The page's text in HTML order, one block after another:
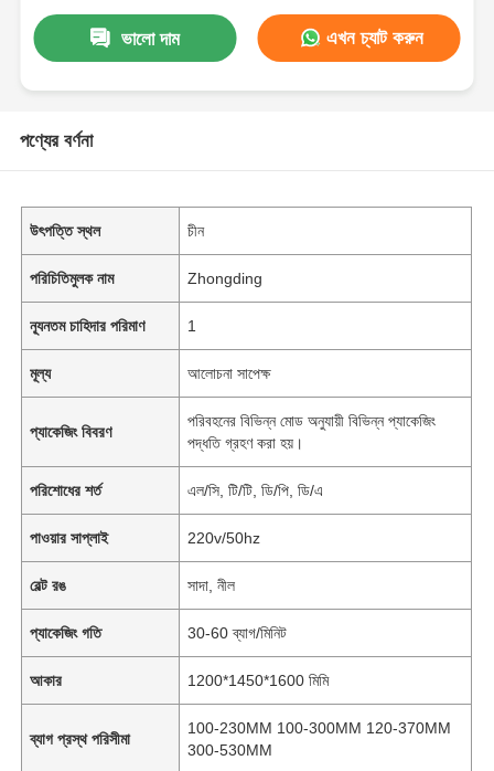
ভালো দাম এখন চ্যাট করুন
পণ্যের বর্ণনা
উৎপত্তি স্থল চীন
পরিচিতিমুলক নাম Zhongding
ন্যূনতম চাহিদার পরিমাণ 1
মূল্য আলোচনা সাপেক্ষ
প্যাকেজিং বিবরণ
পরিবহনের বিভিন্ন মোড অনুযায়ী বিভিন্ন প্যাকেজিং
পদ্ধতি গ্রহণ করা হয়।
পরিশোধের শর্ত এল/সি, টি/টি, ডি/পি, ডি/এ
পাওয়ার সাপ্লাই 220v/50hz
বেল্ট রঙ সাদা, নীল
প্যাকেজিং গতি 30-60 ব্যাগ/মিনিট
আকার 1200*1450*1600 মিমি
ব্যাগ প্রস্থ পরিসীমা
100-230MM 100-300MM 120-370MM
300-530MM